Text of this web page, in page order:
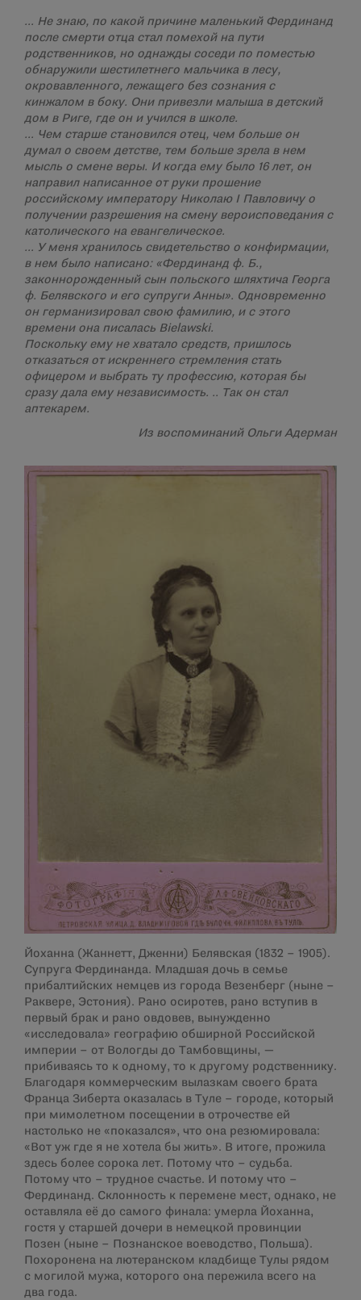
… Не знаю, по какой причине маленький Фердинанд
после смерти отца стал помехой на пути
родственников, но однажды соседи по поместью
обнаружили шестилетнего мальчика в лесу,
окровавленного, лежащего без сознания с
кинжалом в боку. Они привезли малыша в детский
дом в Риге, где он и учился в школе.
… Чем старше становился отец, чем больше он
думал о своем детстве, тем больше зрела в нем
мысль о смене веры. И когда ему было 16 лет, он
направил написанное от руки прошение
российскому императору Николаю I Павловичу о
получении разрешения на смену вероисповедания с
католического на евангелическое.
… У меня хранилось свидетельство о конфирмации,
в нем было написано: «Фердинанд ф. Б.,
законнорожденный сын польского шляхтича Георга
ф. Белявского и его супруги Анны». Одновременно
он германизировал свою фамилию, и с этого
времени она писалась Bielawski.
Поскольку ему не хватало средств, пришлось
отказаться от искреннего стремления стать
офицером и выбрать ту профессию, которая бы
сразу дала ему независимость. .. Так он стал
аптекарем.
Из воспоминаний Ольги Адерман
Йоханна (Жаннетт, Дженни) Белявская (1832 – 1905).
Супруга Фердинанда. Младшая дочь в семье
прибалтийских немцев из города Везенберг (ныне –
Раквере, Эстония). Рано осиротев, рано вступив в
первый брак и рано овдовев, вынужденно
«исследовала» географию обширной Российской
империи – от Вологды до Тамбовщины, —
прибиваясь то к одному, то к другому родственнику.
Благодаря коммерческим вылазкам своего брата
Франца Зиберта оказалась в Туле – городе, который
при мимолетном посещении в отрочестве ей
настолько не «показался», что она резюмировала:
«Вот уж где я не хотела бы жить». В итоге, прожила
здесь более сорока лет. Потому что – судьба.
Потому что – трудное счастье. И потому что –
Фердинанд. Склонность к перемене мест, однако, не
оставляла её до самого финала: умерла Йоханна,
гостя у старшей дочери в немецкой провинции
Позен (ныне – Познанское воеводство, Польша).
Похоронена на лютеранском кладбище Тулы рядом
с могилой мужа, которого она пережила всего на
два года.